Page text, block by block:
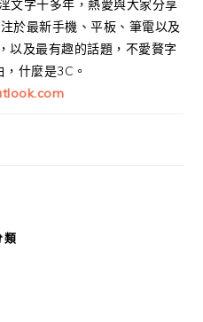
文字十多年，熱愛與大家分享
於最新手機、平板、筆電以及
以及最有趣的話題，不愛贅字
什麼是3C。
類